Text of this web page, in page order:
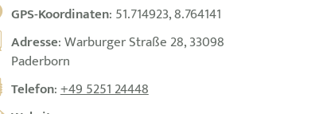
GPS-Koordinaten: 51.714923, 8.764141
Adresse: Warburger Straße 28, 33098
Paderborn
Telefon:+49 5251 24448